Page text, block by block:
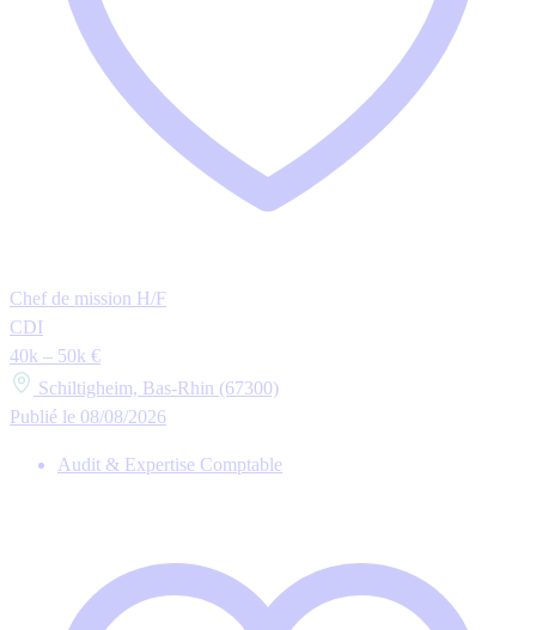
Chef de mission H/F
CDI
40k – 50k €
Schiltigheim, Bas-Rhin (67300)
Publié le 08/08/2026
Audit & Expertise Comptable